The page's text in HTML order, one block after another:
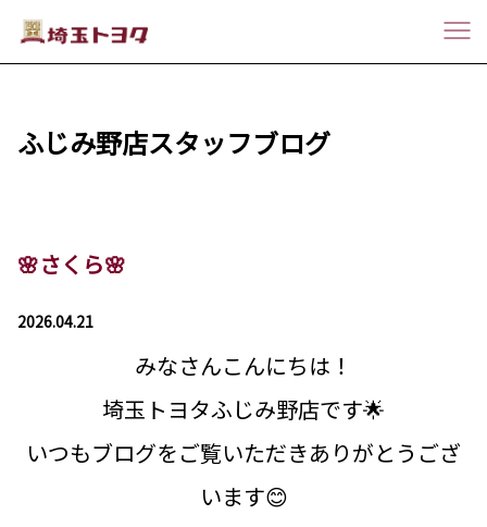
ふじみ野店スタッフブログ
🌸さくら🌸
2026.04.21
みなさんこんにちは！
埼玉トヨタふじみ野店です🌟
いつもブログをご覧いただきありがとうござ
います😊